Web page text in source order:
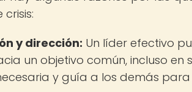
y dirección: Un líder efectivo
un objetivo común, incluso
y guía a los demás